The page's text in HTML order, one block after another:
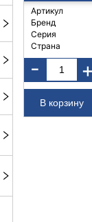
Артикул
Бренд
Серия
Страна
- +